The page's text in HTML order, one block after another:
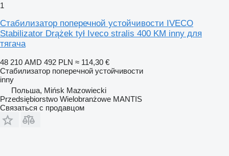
1
Стабилизатор поперечной устойчивости IVECO
Stabilizator Drążek tył Iveco stralis 400 KM inny для
тягача
48 210 AMD 492 PLN ≈ 114,30 €
Стабилизатор поперечной устойчивости
inny
Польша, Mińsk Mazowiecki
Przedsiębiorstwo Wielobranżowe MANTIS
Связаться с продавцом